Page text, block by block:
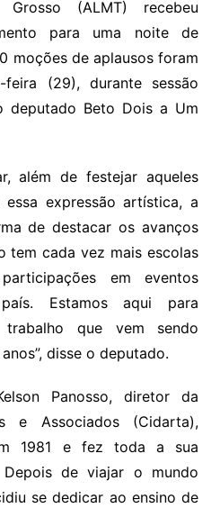
n
Cl
a
s
sr
m
n
g
d
s
(ALMT) recebeu
para uma noite de
moções de aplausos foram
feira (29), durante sessão
deputado Beto Dois a Um
além de festejar aqueles
expressão artística, a
de destacar os avanços
tem cada vez mais escolas
em eventos
Estamos aqui para
que vem sendo
disse o deputado.
Panosso, diretor da
e Associados (Cidarta),
1981 e fez toda a sua
de viajar o mundo
se dedicar ao ensino de